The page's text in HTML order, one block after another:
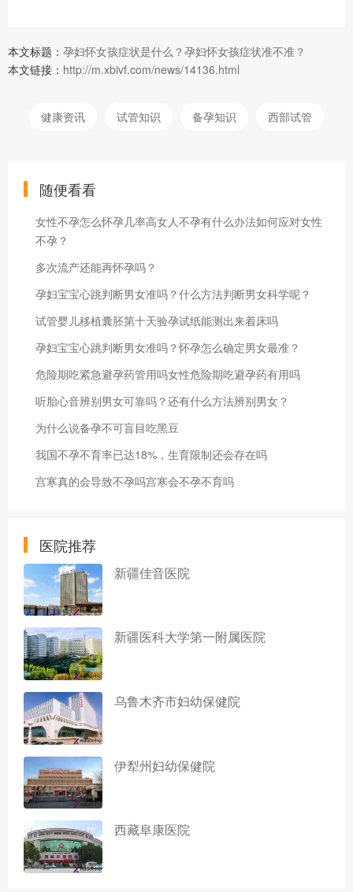
本文标题： 孕妇怀女孩症状是什么？孕妇怀女孩症状准不准？
本文链接： http://m.xbivf.com/news/14136.html
健康资讯 试管知识 备孕知识 西部试管
随便看看
女性不孕怎么怀孕几率高女人不孕有什么办法如何应对女性
不孕？
多次流产还能再怀孕吗？
孕妇宝宝心跳判断男女准吗？什么方法判断男女科学呢？
试管婴儿移植囊胚第十天验孕试纸能测出来着床吗
孕妇宝宝心跳判断男女准吗？怀孕怎么确定男女最准？
危险期吃紧急避孕药管用吗女性危险期吃避孕药有用吗
听胎心音辨别男女可靠吗？还有什么方法辨别男女？
为什么说备孕不可盲目吃黑豆
我国不孕不育率已达18%，生育限制还会存在吗
宫寒真的会导致不孕吗宫寒会不孕不育吗
医院推荐
新疆佳音医院
新疆医科大学第一附属医院
乌鲁木齐市妇幼保健院
伊犁州妇幼保健院
西藏阜康医院